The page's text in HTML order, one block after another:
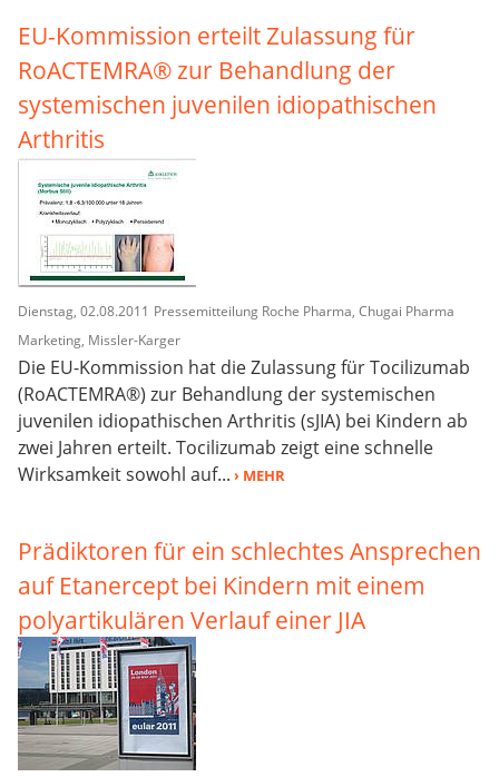
EU-Kommission erteilt Zulassung für
RoACTEMRA® zur Behandlung der
systemischen juvenilen idiopathischen
Arthritis
Dienstag, 02.08.2011 Pressemitteilung Roche Pharma, Chugai Pharma
Marketing, Missler-Karger
Die EU-Kommission hat die Zulassung für Tocilizumab
(RoACTEMRA®) zur Behandlung der systemischen
juvenilen idiopathischen Arthritis (sJIA) bei Kindern ab
zwei Jahren erteilt. Tocilizumab zeigt eine schnelle
Wirksamkeit sowohl auf... › MEHR
Prädiktoren für ein schlechtes Ansprechen
auf Etanercept bei Kindern mit einem
polyartikulären Verlauf einer JIA